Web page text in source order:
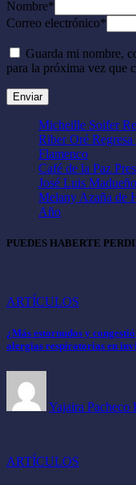
Nombre*
Correo electrónico*
Guarda mi nombre,
para la próxima vez que
Micheille Soifer
Riber Oré
Flamenco
Café de la Paz
José Luis
Melany Azaña de
Año
PUEDES HABERTE
ARTÍCULOS
¿Más estornudos y
alergias respiratorias en
Yajaira Pacheco
ARTÍCULOS